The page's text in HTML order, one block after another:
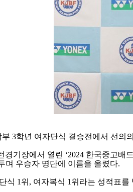
부 3학년 여자단식 결승전에서 선의
경기장에서 열린 ‘2024 한국중고배
며 우승자 명단에 이름을 올렸다.
식 1 위 , 여자복식 1 위라는 성적표를